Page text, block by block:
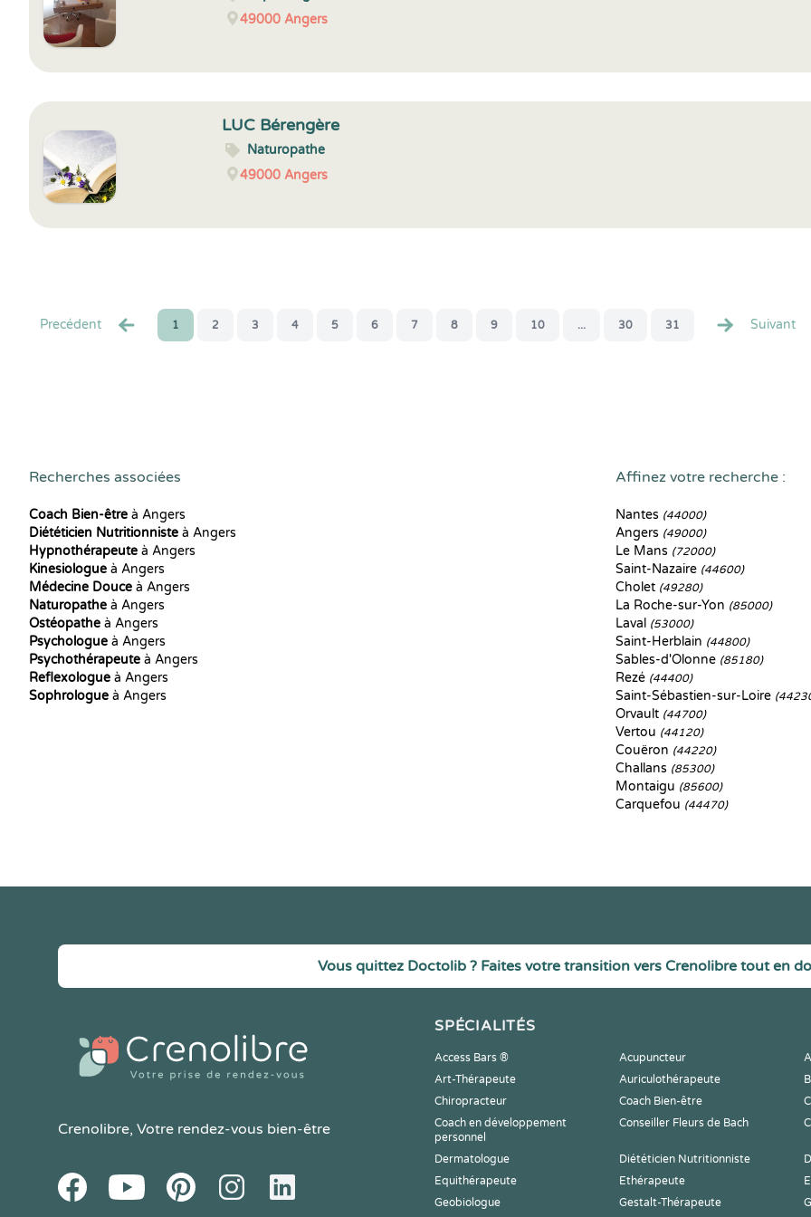
49000 Angers
LUC Bérengère
Naturopathe
49000 Angers
Precédent 1 2 3 4 5 6 7 8 9 10 ... 30 31 Suivant
Recherches associées
Coach Bien-être à Angers
Diététicien Nutritionniste à Angers
Hypnothérapeute à Angers
Kinesiologue à Angers
Médecine Douce à Angers
Naturopathe à Angers
Ostéopathe à Angers
Psychologue à Angers
Psychothérapeute à Angers
Reflexologue à Angers
Sophrologue à Angers
Affinez votre recherche :
Nantes (44000)
Angers (49000)
Le Mans (72000)
Saint-Nazaire (44600)
Cholet (49280)
La Roche-sur-Yon (85000)
Laval (53000)
Saint-Herblain (44800)
Sables-d'Olonne (85180)
Rezé (44400)
Saint-Sébastien-sur-Loire
Orvault (44700)
Vertou (44120)
Couëron (44220)
Challans (85300)
Montaigu (85600)
Carquefou (44470)
Vous quittez Doctolib ? Faites votre transition vers Crenolibre tout en
Crenolibre, Votre rendez-vous bien-être
FacebookYoutube PinteresetInstagramLinkedIn
SPÉCIALITÉS
Access Bars ® Acupuncteur
Art-Thérapeute
Auriculothérapeute
Chiropracteur
Coach Bien-être
Coach en développement
personnel
Conseiller Fleurs de Bach
Dermatologue Diététicien Nutritionniste
Equithérapeute
Ethérapeute
Geobiologue
Gestalt-Thérapeute